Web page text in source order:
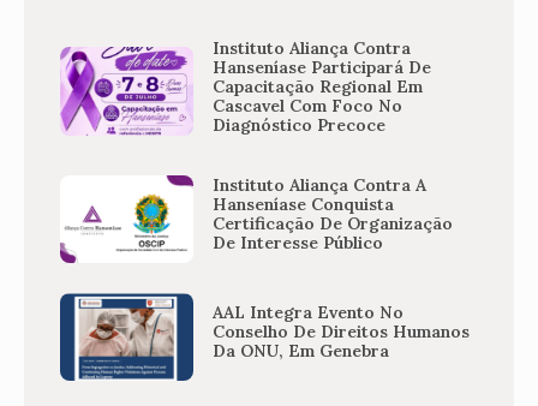
Instituto Aliança Contra
Hanseníase Participará De
Capacitação Regional Em
Cascavel Com Foco No
Diagnóstico Precoce
Instituto Aliança Contra A
Hanseníase Conquista
Certificação De Organização
De Interesse Público
AAL Integra Evento No
Conselho De Direitos Humanos
Da ONU, Em Genebra